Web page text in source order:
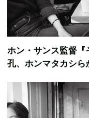
ホン・サンス監督
孔、ホンマタカシら